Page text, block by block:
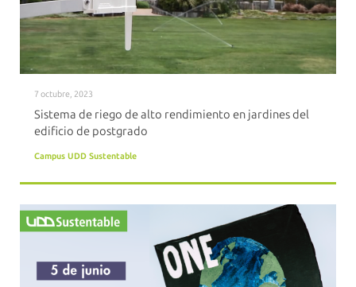
7 octubre, 2023
Sistema de riego de alto rendimiento en jardines del
edificio de postgrado
Campus UDD Sustentable